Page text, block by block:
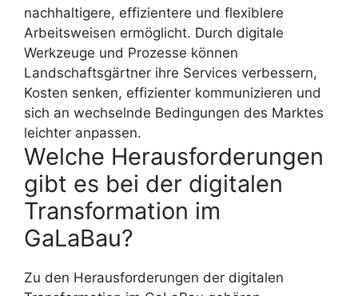
nachhaltigere, effizientere und flexiblere
Arbeitsweisen ermöglicht. Durch digitale
Werkzeuge und Prozesse können
Landschaftsgärtner ihre Services verbessern,
Kosten senken, effizienter kommunizieren und
sich an wechselnde Bedingungen des Marktes
leichter anpassen.
Welche Herausforderungen
gibt es bei der digitalen
Transformation im
GaLaBau?
Zu den Herausforderungen der digitalen